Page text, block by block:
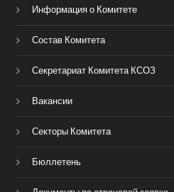
Информация о Комитете
Состав Комитета
Секретариат Комитета КСОЗ
Вакансии
Секторы Комитета
Бюллетень